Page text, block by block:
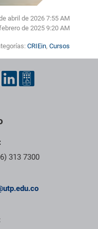
abril de 2026 7:55 AM
de 2025 9:20 AM
CRIEin, Cursos
redes sociales y
313 7300